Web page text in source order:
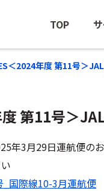
TOP
＜2024年度 第11号＞
第11号＞
年3月29日運航便の
_国際線10-3月運航便